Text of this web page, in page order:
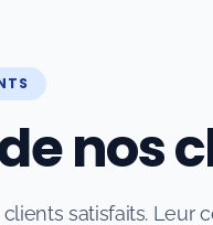
nos
satisfaits. Leur